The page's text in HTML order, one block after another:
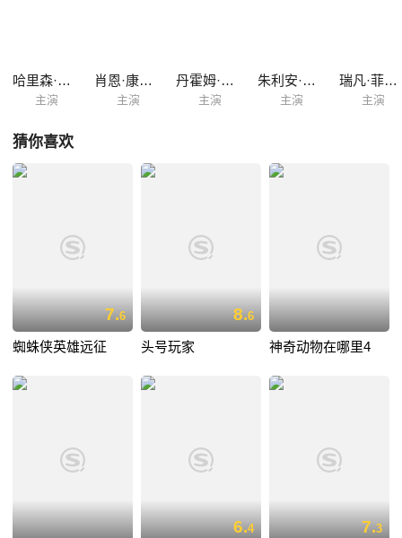
哈里森·福特
主演
肖恩·康纳利
主演
丹霍姆·艾略特
主演
朱利安·格洛弗
主演
瑞凡·菲尼克斯
主演
猜你喜欢
7.6
蜘蛛侠英雄远征
8.6
头号玩家 神奇动物在哪里4
6.4 7.3